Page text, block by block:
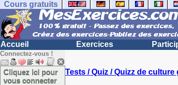
Cours gratuits
Accueil Exercices
Connectez-vous !
Cliquez ici pour
vous connecter
Tests / Quiz / Quizz de culture